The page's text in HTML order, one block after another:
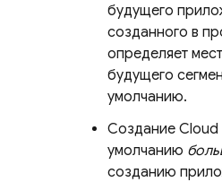
будущего
созданного в
определяет
будущего
умолчанию.
Создание Cloud
умолчанию
созданию